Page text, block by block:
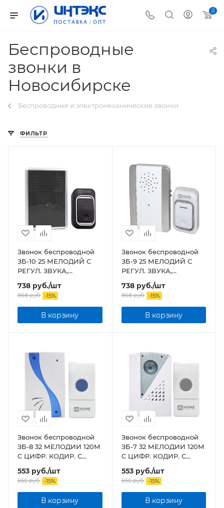
0
Беспроводные
звонки в
Новосибирске
Беспроводные и электромеханические звонки
ФИЛЬТР
Звонок беспроводной
ЗБ-10 25 МЕЛОДИЙ С
РЕГУЛ. ЗВУКА,
ПОДСВЕТКОЙ, 150М
ЦИФР. КОДИР. С
КНОПКОЙ IP44 ЧЕРН
738 руб./шт
868руб. -15%
В корзину
Звонок беспроводной
ЗБ-9 25 МЕЛОДИЙ С
РЕГУЛ. ЗВУКА,
ПОДСВЕТКОЙ, 150М
ЦИФР. КОДИР. С
КНОПКОЙ IP44 СЕРЕБР
738руб./шт
868руб. -15%
В корзину
Звонок беспроводной
ЗБ-8 32 МЕЛОДИИ 120М
С ЦИФР. КОДИР. С
КНОПКОЙ IP44 БЕЛО-
ГОЛУБОЙ
553 руб./шт
650руб. -15%
В корзину
Звонок беспроводной
ЗБ-7 32 МЕЛОДИИ 120М
С ЦИФР. КОДИР. С
КНОПКОЙ IP44 БЕЛО-
СЕРЫЙ
553руб./шт
650руб. -15%
В корзину